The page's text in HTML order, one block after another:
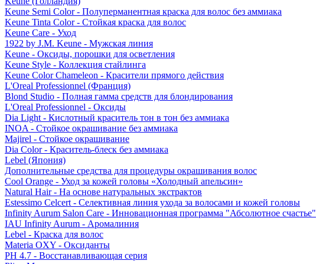
Keune Semi Color - Полуперманентная краска для волос без аммиака
Keune Tinta Color - Стойкая краска для волос
Keune Care - Уход
1922 by J.M. Keune - Мужская линия
Keune - Оксиды, порошки для осветления
Keune Style - Коллекция стайлинга
Keune Color Chameleon - Красители прямого действия
L'Oreal Professionnel (Франция)
Blond Studio - Полная гамма средств для блондирования
L'Oreal Professionnel - Оксиды
Dia Light - Кислотный краситель тон в тон без аммиака
INOA - Стойкое окрашивание без аммиака
Majirel - Стойкое окрашивание
Dia Color - Краситель-блеск без аммиака
Lebel (Япония)
Дополнительные средства для процедуры окрашивания волос
Cool Orange - Уход за кожей головы «Холодный апельсин»
Natural Hair - На основе натуральных экстрактов
Estessimo Celcert - Селективная линия ухода за волосами и кожей головы
Infinity Aurum Salon Care - Инновационная программа "Абсолютное счастье"
IAU Infinity Aurum - Аромалиния
Lebel - Краска для волос
Materia OXY - Оксиданты
PH 4.7 - Восстанавливающая серия